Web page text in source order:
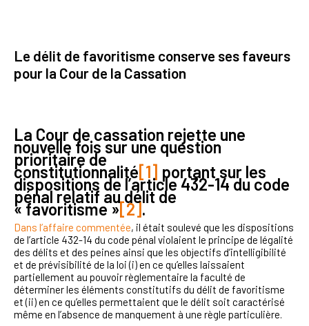
Le délit de favoritisme conserve ses faveurs
pour la Cour de la Cassation
La Cour de cassation rejette une
nouvelle fois sur une question
prioritaire de
constitutionnalité[1] portant sur les
dispositions de l’article 432-14 du code
pénal relatif au délit de
« favoritisme »[2].
Dans l’affaire commentée, il était soulevé que les dispositions
de l’article 432-14 du code pénal violaient le principe de légalité
des délits et des peines ainsi que les objectifs d’intelligibilité
et de prévisibilité de la loi (i) en ce qu’elles laissaient
partiellement au pouvoir règlementaire la faculté de
déterminer les éléments constitutifs du délit de favoritisme
et (ii) en ce qu’elles permettaient que le délit soit caractérisé
même en l’absence de manquement à une règle particulière.